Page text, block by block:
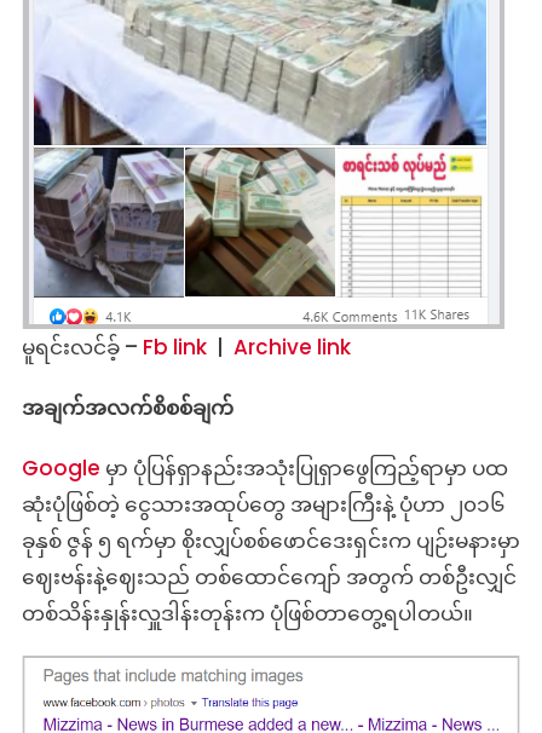
မူရင်းလင်ခ့် – Fb link| Archive link
အချက်အလက်စိစစ်ချက်
Google မှာ ပုံပြန်ရှာနည်းအသုံးပြုရှာဖွေကြည့်ရာမှာ ပထ
ဆုံးပုံဖြစ်တဲ့ ငွေသားအထုပ်တွေ အများကြီးနဲ့ ပုံဟာ ၂၀၁၆
ခုနှစ် ဇွန် ၅ ရက်မှာ စိုးလျှပ်စစ်ဖောင်ဒေးရှင်းက ပျဉ်းမနားမှာ
ဈေးဗန်းနဲ့ဈေးသည် တစ်ထောင်ကျော် အတွက် တစ်ဦးလျှင်
တစ်သိန်းနှုန်းလှူဒါန်းတုန်းက ပုံဖြစ်တာတွေ့ရပါတယ်။